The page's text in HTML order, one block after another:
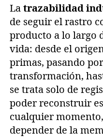
La trazabilidad
de seguir el rastro
producto a lo largo
vida: desde el
primas, pasando
transformación,
se trata solo de
poder reconstruir
cualquier
depender de la